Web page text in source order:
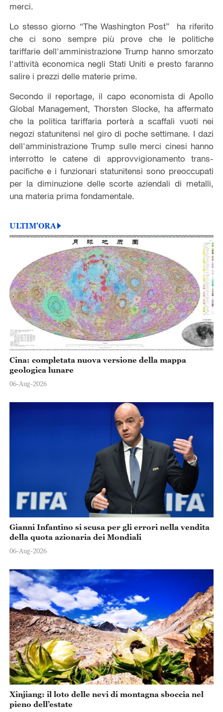
merci.
Lo stesso giorno “The Washington Post” ha riferito
che ci sono sempre più prove che le politiche
tariffarie dell'amministrazione Trump hanno smorzato
l'attività economica negli Stati Uniti e presto faranno
salire i prezzi delle materie prime.
Secondo il reportage, il capo economista di Apollo
Global Management, Thorsten Slocke, ha affermato
che la politica tariffaria porterà a scaffali vuoti nei
negozi statunitensi nel giro di poche settimane. I dazi
dell'amministrazione Trump sulle merci cinesi hanno
interrotto le catene di approvvigionamento trans-
pacifiche e i funzionari statunitensi sono preoccupati
per la diminuzione delle scorte aziendali di metalli,
una materia prima fondamentale.
ULTIM'ORA
Cina: completata nuova versione della mappa
geologica lunare
06-Aug-2026
Gianni Infantino si scusa per gli errori nella vendita
della quota azionaria dei Mondiali
06-Aug-2026
Xinjiang: il loto delle nevi di montagna sboccia nel
pieno dell’estate